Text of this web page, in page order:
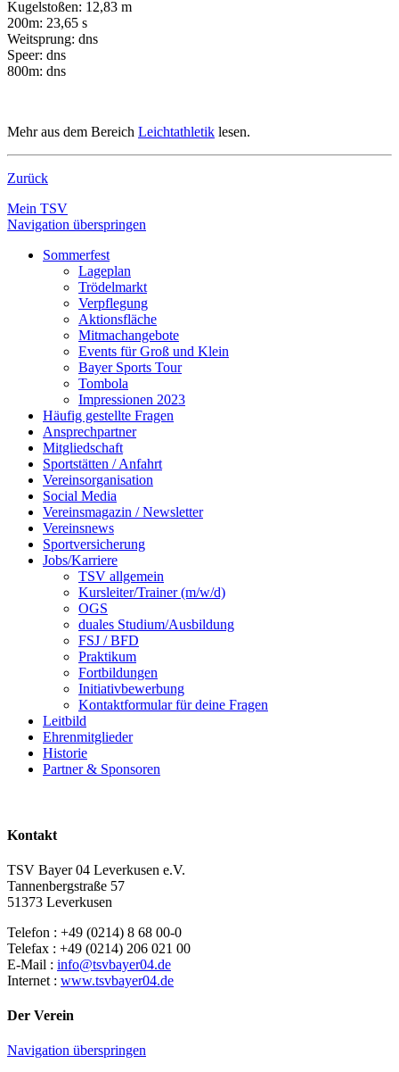
Kugelstoßen: 12,83 m
200m: 23,65 s
Weitsprung: dns
Speer: dns
800m: dns
Mehr aus dem Bereich Leichtathletik lesen.
Zurück
Mein TSV
Navigation überspringen
Sommerfest
Lageplan
Trödelmarkt
Verpflegung
Aktionsfläche
Mitmachangebote
Events für Groß und Klein
Bayer Sports Tour
Tombola
Impressionen 2023
Häufig gestellte Fragen
Ansprechpartner
Mitgliedschaft
Sportstätten / Anfahrt
Vereinsorganisation
Social Media
Vereinsmagazin / Newsletter
Vereinsnews
Sportversicherung
Jobs/Karriere
TSV allgemein
Kursleiter/Trainer (m/w/d)
OGS
duales Studium/Ausbildung
FSJ / BFD
Praktikum
Fortbildungen
Initiativbewerbung
Kontaktformular für deine Fragen
Leitbild
Ehrenmitglieder
Historie
Partner & Sponsoren
Kontakt
TSV Bayer 04 Leverkusen e.V.
Tannenbergstraße 57
51373 Leverkusen
Telefon : +49 (0214) 8 68 00-0
Telefax : +49 (0214) 206 021 00
E-Mail : info@tsvbayer04.de
Internet : www.tsvbayer04.de
Der Verein
Navigation überspringen